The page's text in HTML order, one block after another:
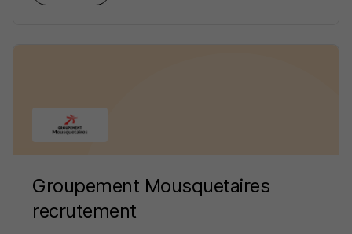
Groupement Mousquetaires
recrutement